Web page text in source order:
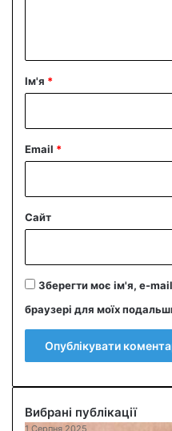
рІм'я *
Email *
Сайт
Зберегти моє ім'я, e-
браузері для моїх
Вибрані публікації
1 Серпня 2025